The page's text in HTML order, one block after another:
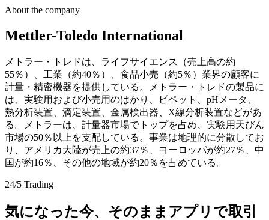
About the company
Mettler-Toledo International
メトラー・トレドは、ライフサイエンス（売上高の約
55％）、工業（約40％）、食品小売（約5％）業界の顧客に
計量・精密機器を提供している。メトラー・トレドの製品に
は、実験用および小売用のはかり、ピペット、pHメータ、
熱分析装置、滴定装置、金属検出器、X線分析装置などがあ
る。メトラーは、計量器市場でトップを占め、実験用天びん
市場の50％以上を支配している。事業は地理的に分散してお
り、アメリカ大陸が売上の約37％、ヨーロッパが約27％、中
国が約16％、その他の地域が約20％を占めている。
24/5 Trading
気になった今、そのままアプリで取引